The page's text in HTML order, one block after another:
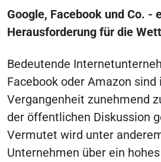
Google, Facebook und Co. -
Herausforderung für die
Bedeutende
Facebook oder Amazon sind
Vergangenheit zunehmend
der öffentlichen Diskussion
Vermutet wird unter
Unternehmen über ein